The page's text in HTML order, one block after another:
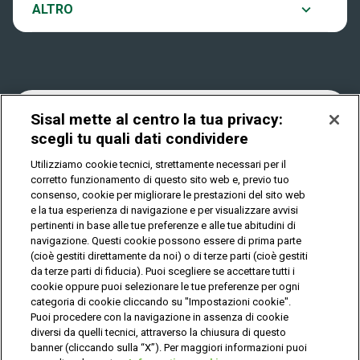
Play Your Date
Dove si gioca
Quanto si vince
Come riscuotere
ALTRO
Notifiche
Cookies
Privacy
IL GIOCO È VIETATO AI MINORI E PUÒ CAUSARE
DIPENDENZA PATOLOGICA
© Copyright Sisal Italia S.p.A. - P.I. 02433760135
Privacy Cookies
Mappa
del
sito
Sisal mette al centro la tua privacy:
scegli tu quali dati condividere
Utilizziamo cookie tecnici, strettamente necessari per il
corretto funzionamento di questo sito web e, previo tuo
consenso, cookie per migliorare le prestazioni del sito web
e la tua esperienza di navigazione e per visualizzare avvisi
pertinenti in base alle tue preferenze e alle tue abitudini di
navigazione. Questi cookie possono essere di prima parte
(cioè gestiti direttamente da noi) o di terze parti (cioè gestiti
da terze parti di fiducia). Puoi scegliere se accettare tutti i
cookie oppure puoi selezionare le tue preferenze per ogni
categoria di cookie cliccando su "Impostazioni cookie".
Puoi procedere con la navigazione in assenza di cookie
diversi da quelli tecnici, attraverso la chiusura di questo
banner (cliccando sulla “X”). Per maggiori informazioni puoi